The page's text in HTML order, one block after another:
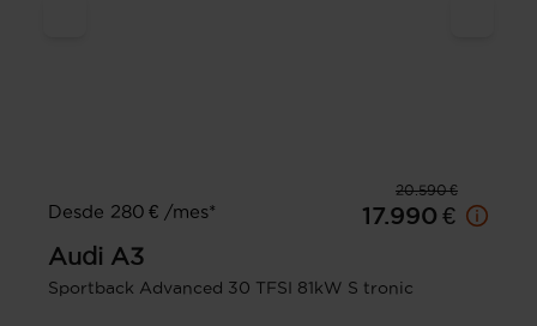
20.590 €
Desde 280 € /mes*
17.990 €
Audi A3
Sportback Advanced 30 TFSI 81kW S tronic